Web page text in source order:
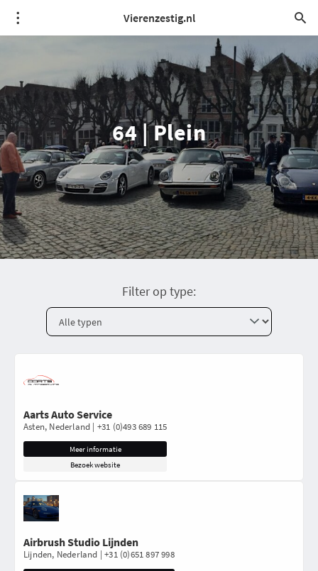
Vierenzestig.nl
64 | Plein
Filter op type:
Aarts Auto Service
Asten, Nederland | +31 (0)493 689 115
Meer informatie
Bezoek website
Airbrush Studio Lijnden
Lijnden, Nederland | +31 (0)651 897 998